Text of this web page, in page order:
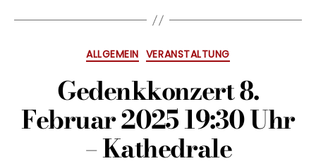
Kategorien
ALLGEMEIN VERANSTALTUNG
Gedenkkonzert 8.
Februar 2025 19:30 Uhr
– Kathedrale